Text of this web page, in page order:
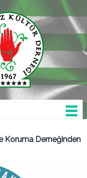
Koruma Derneğinden